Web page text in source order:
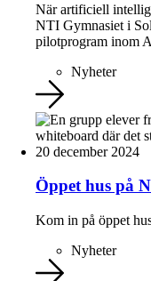
När artificiell
NTI Gymnasiet i
pilotprogram inom
Nyheter
20 december 2024
Öppet hus på
Kom in på öppet
Nyheter